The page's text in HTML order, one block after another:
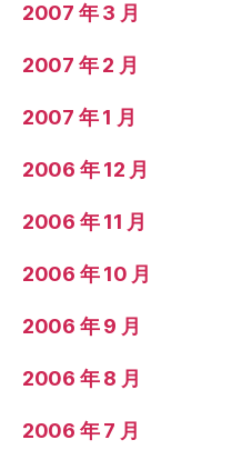
2007 年 3 月
2007 年 2 月
2007 年 1 月
2006 年 12 月
2006 年 11 月
2006 年 10 月
2006 年 9 月
2006 年 8 月
2006 年 7 月